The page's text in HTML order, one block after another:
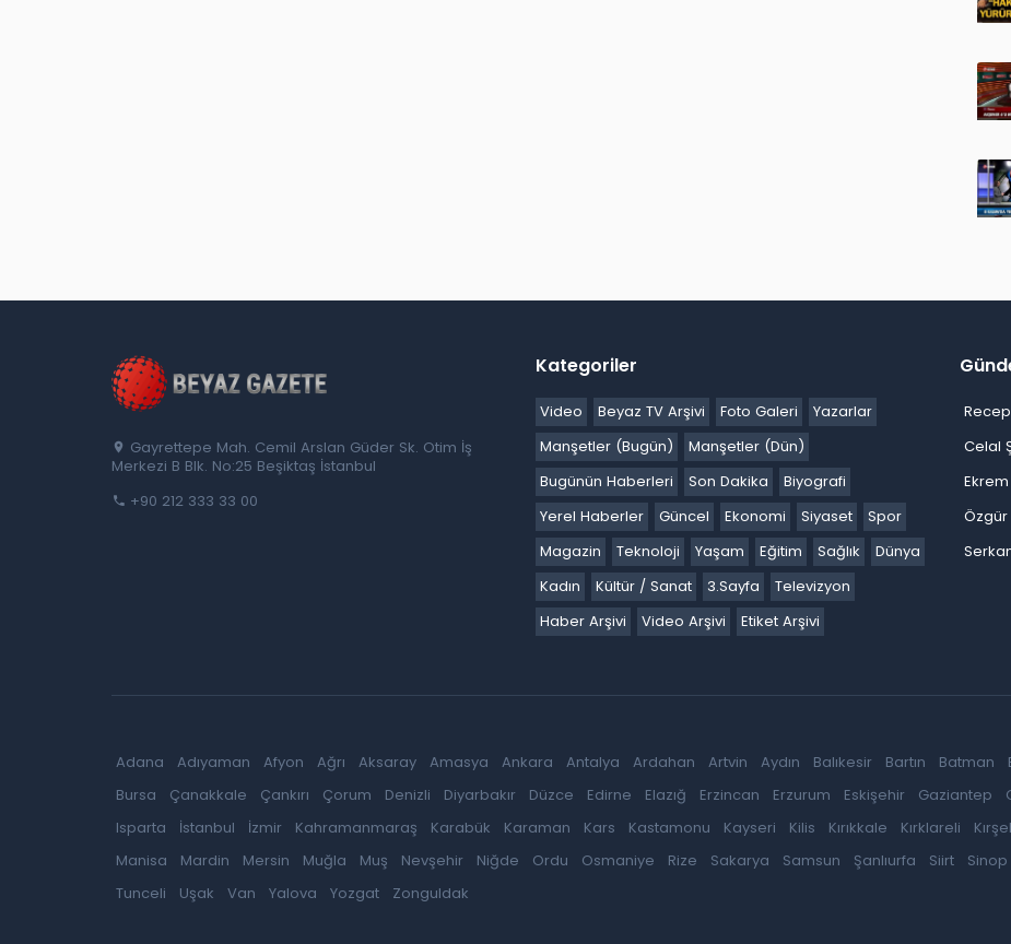
Gayrettepe Mah. Cemil Arslan Güder Sk. Otim İş
Merkezi B Blk. No:25 Beşiktaş İstanbul
+90 212 333 33 00
Kategoriler
Video Beyaz TV Arşivi Foto Galeri
Yazarlar
Manşetler (Bugün)
Manşetler (Dün)
Bugünün Haberleri
Son Dakika
Biyografi
Yerel Haberler
Güncel Ekonomi Siyaset
Spor
Magazin
Teknoloji Yaşam Eğitim Sağlık
Dünya
Kadın
Kültür / Sanat 3.Sayfa
Televizyon
Haber Arşivi
Video Arşivi Etiket Arşivi
Celal
Özgür
Adana Adıyaman Afyon Ağrı Aksaray Amasya Ankara Antalya Ardahan Artvin Aydın Balıkesir Bartın Batman
Bursa
Çanakkale Çankırı Çorum Denizli Diyarbakır Düzce Edirne Elazığ Erzincan Erzurum Eskişehir Gaziantep
Isparta
İstanbul İzmir Kahramanmaraş Karabük Karaman Kars Kastamonu Kayseri Kilis Kırıkkale Kırklareli
Manisa
Mardin Mersin Muğla Muş Nevşehir Niğde Ordu Osmaniye Rize Sakarya Samsun Şanlıurfa Siirt Sinop
Tunceli
Uşak Van Yalova Yozgat Zonguldak